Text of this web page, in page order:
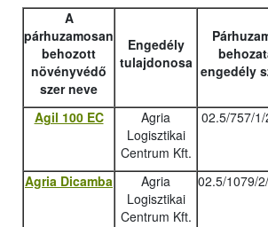
A
párhuzamosan
behozott
növényvédő
szer neve
Engedély
tulajdonosa engedély
Agil 100 EC
Agria
Logisztikai
Centrum Kft.
02.5/757/
Agria Dicamba
Agria
Logisztikai
Centrum Kft.
02.5/1079/